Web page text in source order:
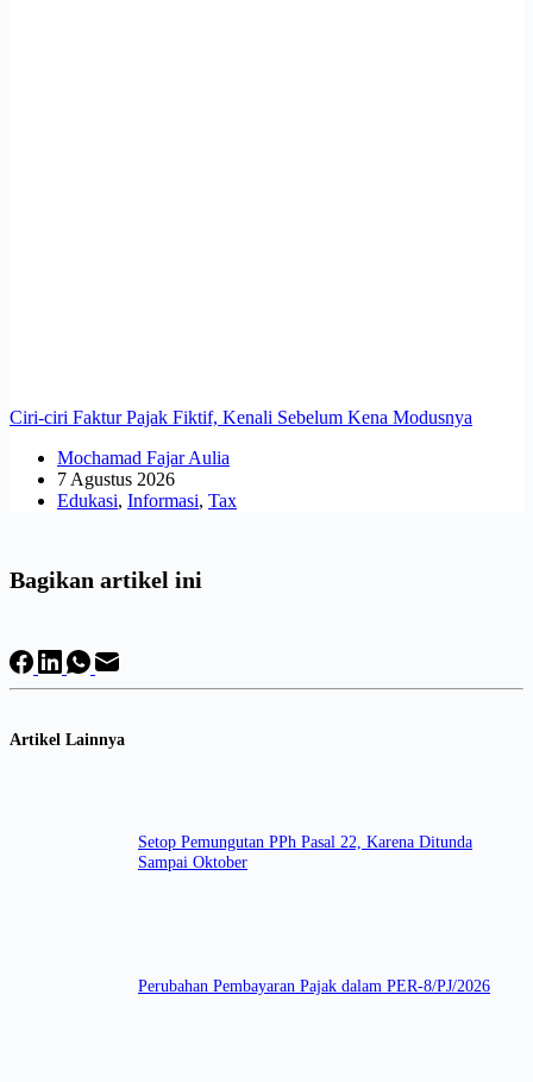
Ciri-ciri Faktur Pajak Fiktif, Kenali Sebelum Kena Modusnya
Mochamad Fajar Aulia
7 Agustus 2026
Edukasi, Informasi, Tax
Bagikan artikel ini
Artikel Lainnya
Setop Pemungutan PPh Pasal 22, Karena Ditunda
Sampai Oktober
Perubahan Pembayaran Pajak dalam PER-8/PJ/2026